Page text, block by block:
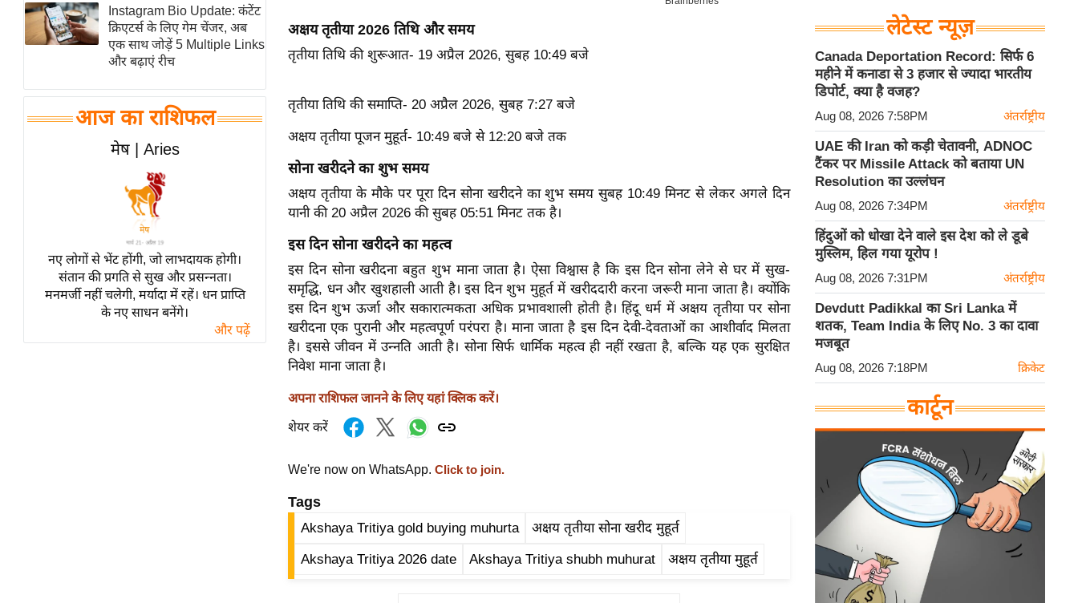
स्तंभ
एम.
चाय पर
समीक्षा
व्रत
त्योहार
राशिफल
विशेष
Instagram Bio Update: कंटेंट
क्रिएटर्स के लिए गेम चेंजर, अब
एक साथ जोड़ें 5 Multiple Links
और बढ़ाएं रीच
आज का राशिफल
मेष | Aries
नए लोगों से भेंट होंगी, जो लाभदायक होगी।
संतान की प्रगति से सुख और प्रसन्नता।
मनमर्जी नहीं चलेगी, मर्यादा में रहें। धन प्राप्ति
के नए साधन बनेंगे।
और पढ़ें
अक्षय तृतीया 2026 तिथि और समय
तृतीया तिथि की शुरूआत- 19 अप्रैल 2026, सुबह 10:49 बजे
तृतीया तिथि की समाप्ति- 20 अप्रैल 2026, सुबह 7:27 बजे
अक्षय तृतीया पूजन मुहूर्त- 10:49 बजे से 12:20 बजे तक
सोना खरीदने का शुभ समय
अक्षय तृतीया के मौके पर पूरा दिन सोना खरीदने का शुभ समय सुबह 10:49 मिनट से लेकर अगले दिन
यानी की 20 अप्रैल 2026 की सुबह 05:51 मिनट तक है।
इस दिन सोना खरीदने का महत्व
इस दिन सोना खरीदना बहुत शुभ माना जाता है। ऐसा विश्वास है कि इस दिन सोना लेने से घर में सुख-
समृद्धि, धन और खुशहाली आती है। इस दिन शुभ मुहूर्त में खरीददारी करना जरूरी माना जाता है। क्योंकि
इस दिन शुभ ऊर्जा और सकारात्मकता अधिक प्रभावशाली होती है। हिंदू धर्म में अक्षय तृतीया पर सोना
खरीदना एक पुरानी और महत्वपूर्ण परंपरा है। माना जाता है इस दिन देवी-देवताओं का आशीर्वाद मिलता
है। इससे जीवन में उन्नति आती है। सोना सिर्फ धार्मिक महत्व ही नहीं रखता है, बल्कि यह एक सुरक्षित
निवेश माना जाता है।
अपना राशिफल जानने के लिए यहां क्लिक करें।
शेयर करें
We're now on WhatsApp. Click to join.
Tags
Akshaya Tritiya gold buying muhurta अक्षय तृतीया सोना खरीद मुहूर्त
Akshaya Tritiya 2026 date Akshaya Tritiya shubh muhurat अक्षय तृतीया मुहूर्त
लेटेस्ट न्यूज़
Canada Deportation Record: सिर्फ 6
महीने में कनाडा से 3 हजार से ज्यादा भारतीय
डिपोर्ट, क्या है वजह?
Aug 08, 2026 7:58PM अंतर्राष्ट्रीय
UAE की Iran को कड़ी चेतावनी, ADNOC
टैंकर पर Missile Attack को बताया UN
Resolution का उल्लंघन
Aug 08, 2026 7:34PM अंतर्राष्ट्रीय
हिंदुओं को धोखा देने वाले इस देश को ले डूबे
मुस्लिम, हिल गया यूरोप !
Aug 08, 2026 7:31PM अंतर्राष्ट्रीय
Devdutt Padikkal का Sri Lanka में
शतक, Team India के लिए No. 3 का दावा
मजबूत
Aug 08, 2026 7:18PM क्रिकेट
कार्टून